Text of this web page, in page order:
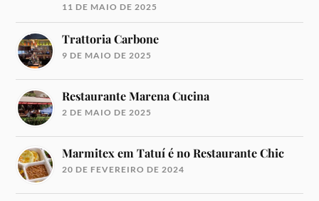
11 DE MAIO DE 2025
Trattoria Carbone
9 DE MAIO DE 2025
Restaurante Marena Cucina
2 DE MAIO DE 2025
Marmitex em Tatuí é no Restaurante Chic
20 DE FEVEREIRO DE 2024